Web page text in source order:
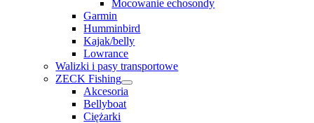
Mocowanie echosondy
Garmin
Humminbird
Kajak/belly
Lowrance
Walizki i pasy transportowe
ZECK Fishing
Akcesoria
Bellyboat
Ciężarki